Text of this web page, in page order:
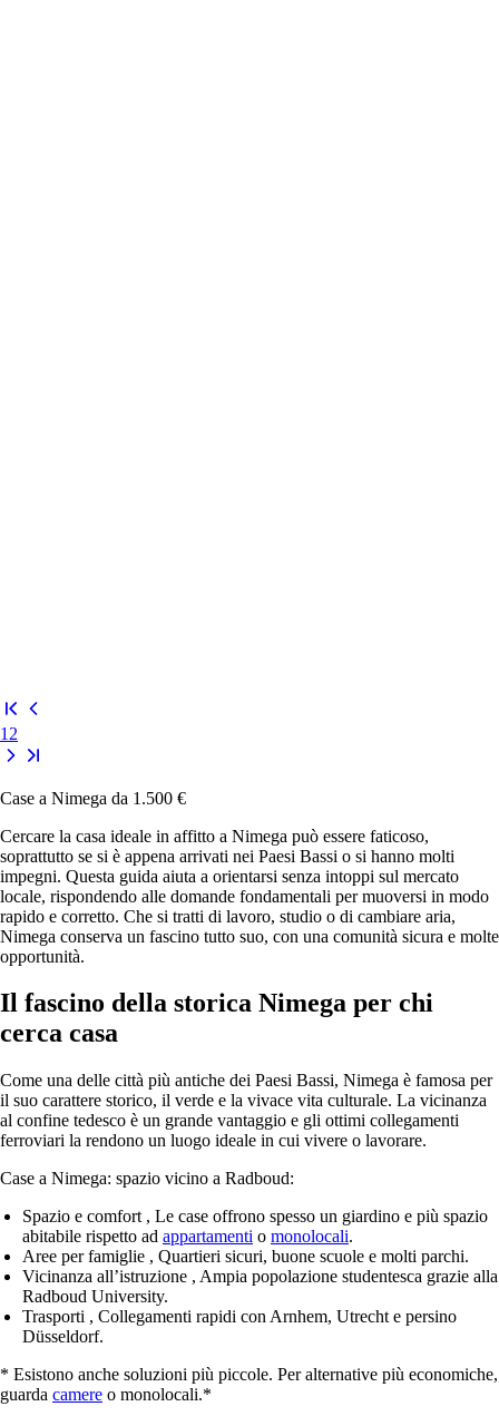
1 2
Case a Nimega da 1.500 €
Cercare la casa ideale in affitto a Nimega può essere faticoso,
soprattutto se si è appena arrivati nei Paesi Bassi o si hanno molti
impegni. Questa guida aiuta a orientarsi senza intoppi sul mercato
locale, rispondendo alle domande fondamentali per muoversi in modo
rapido e corretto. Che si tratti di lavoro, studio o di cambiare aria,
Nimega conserva un fascino tutto suo, con una comunità sicura e molte
opportunità.
Il fascino della storica Nimega per chi
cerca casa
Come una delle città più antiche dei Paesi Bassi, Nimega è famosa per
il suo carattere storico, il verde e la vivace vita culturale. La vicinanza
al confine tedesco è un grande vantaggio e gli ottimi collegamenti
ferroviari la rendono un luogo ideale in cui vivere o lavorare.
Case a Nimega: spazio vicino a Radboud:
Spazio e comfort , Le case offrono spesso un giardino e più spazio
abitabile rispetto ad appartamenti o monolocali.
Aree per famiglie , Quartieri sicuri, buone scuole e molti parchi.
Vicinanza all’istruzione , Ampia popolazione studentesca grazie alla
Radboud University.
Trasporti , Collegamenti rapidi con Arnhem, Utrecht e persino
Düsseldorf.
* Esistono anche soluzioni più piccole. Per alternative più economiche,
guarda camere o monolocali.*